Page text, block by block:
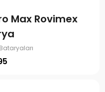
Max Rovimex